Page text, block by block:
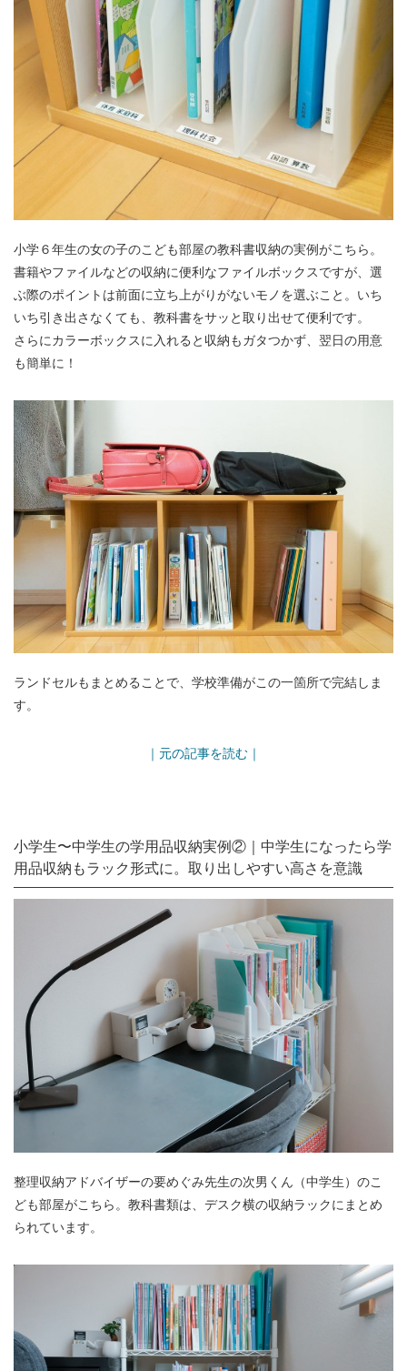
小学６年生の女の子のこども部屋の教科書収納の実例がこちら。
書籍やファイルなどの収納に便利なファイルボックスですが、選
ぶ際のポイントは前面に立ち上がりがないモノを選ぶこと。いち
いち引き出さなくても、教科書をサッと取り出せて便利です。
さらにカラーボックスに入れると収納もガタつかず、翌日の用意
も簡単に！
ランドセルもまとめることで、学校準備がこの一箇所で完結しま
す。
｜元の記事を読む｜
小学生〜中学生の学用品収納実例②｜中学生になったら学
用品収納もラック形式に。取り出しやすい高さを意識
整理収納アドバイザーの要めぐみ先生の次男くん（中学生）のこ
ども部屋がこちら。教科書類は、デスク横の収納ラックにまとめ
られています。